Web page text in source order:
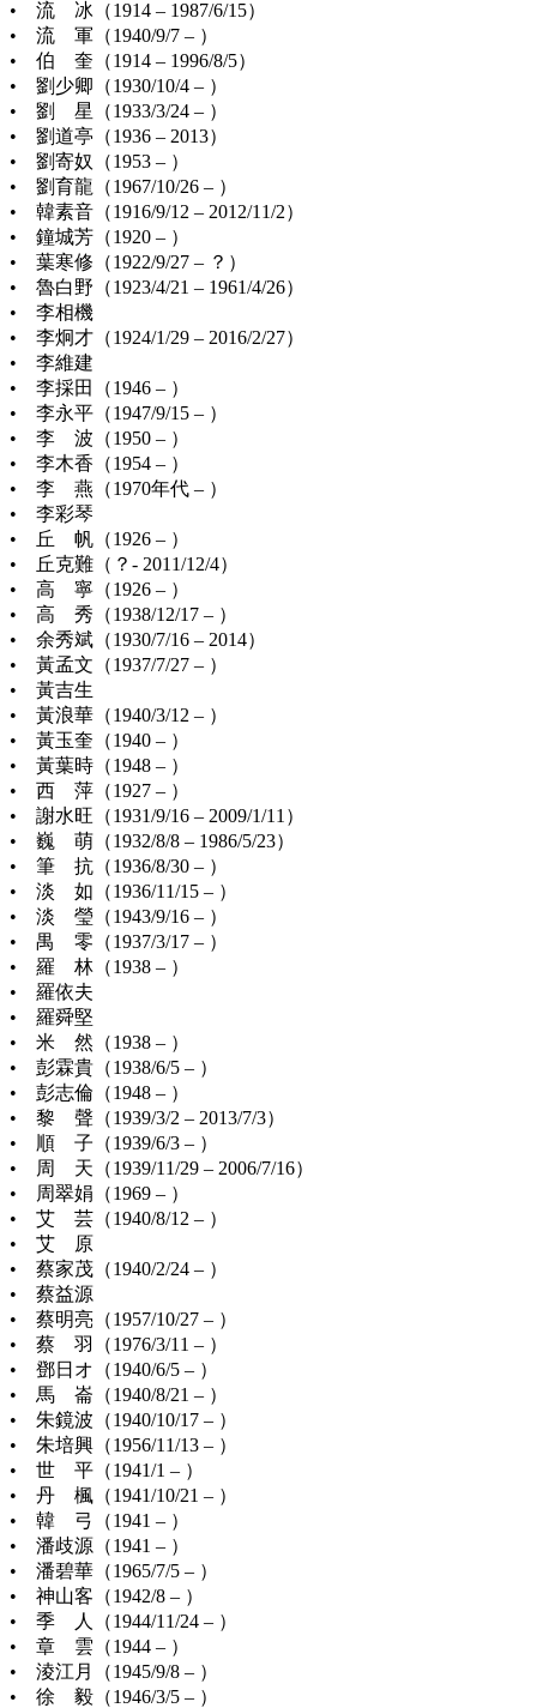
• 流 冰（1914 – 1987/6/15）
• 流 軍（1940/9/7 – ）
• 伯 奎（1914 – 1996/8/5）
• 劉少卿（1930/10/4 – ）
• 劉 星（1933/3/24 – ）
• 劉道亭（1936 – 2013）
• 劉寄奴（1953 – ）
• 劉育龍（1967/10/26 – ）
• 韓素音（1916/9/12 – 2012/11/2）
• 鐘城芳（1920 – ）
• 葉寒修（1922/9/27 – ？）
• 魯白野（1923/4/21 – 1961/4/26）
• 李相機
• 李炯才（1924/1/29 – 2016/2/27）
• 李維建
• 李採田（1946 – ）
• 李永平（1947/9/15 – ）
• 李 波（1950 – ）
• 李木香（1954 – ）
• 李 燕（1970年代 – ）
• 李彩琴
• 丘 帆（1926 – ）
• 丘克難（？- 2011/12/4）
• 高 寧（1926 – ）
• 高 秀（1938/12/17 – ）
• 余秀斌（1930/7/16 – 2014）
• 黃孟文（1937/7/27 – ）
• 黃吉生
• 黃浪華（1940/3/12 – ）
• 黃玉奎（1940 – ）
• 黃葉時（1948 – ）
• 西 萍（1927 – ）
• 謝水旺（1931/9/16 – 2009/1/11）
• 巍 萌（1932/8/8 – 1986/5/23）
• 筆 抗（1936/8/30 – ）
• 淡 如（1936/11/15 – ）
• 淡 瑩（1943/9/16 – ）
• 禺 零（1937/3/17 – ）
• 羅 林（1938 – ）
• 羅依夫
• 羅舜堅
• 米 然（1938 – ）
• 彭霖貴（1938/6/5 – ）
• 彭志倫（1948 – ）
• 黎 聲（1939/3/2 – 2013/7/3）
• 順 子（1939/6/3 – ）
• 周 天（1939/11/29 – 2006/7/16）
• 周翠娟（1969 – ）
• 艾 芸（1940/8/12 – ）
• 艾 原
• 蔡家茂（1940/2/24 – ）
• 蔡益源
• 蔡明亮（1957/10/27 – ）
• 蔡 羽（1976/3/11 – ）
• 鄧日オ（1940/6/5 – ）
• 馬 崙（1940/8/21 – ）
• 朱鏡波（1940/10/17 – ）
• 朱培興（1956/11/13 – ）
• 世 平（1941/1 – ）
• 丹 楓（1941/10/21 – ）
• 韓 弓（1941 – ）
• 潘歧源（1941 – ）
• 潘碧華（1965/7/5 – ）
• 神山客（1942/8 – ）
• 季 人（1944/11/24 – ）
• 章 雲（1944 – ）
• 淩江月（1945/9/8 – ）
• 徐 毅（1946/3/5 – ）